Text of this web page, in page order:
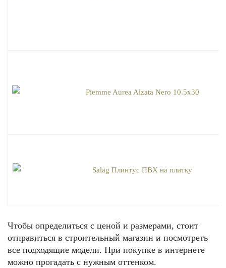
Чтобы определиться с ценой и размерами, стоит
отправиться в строительный магазин и посмотреть
все подходящие модели. При покупке в интернете
можно прогадать с нужным оттенком.